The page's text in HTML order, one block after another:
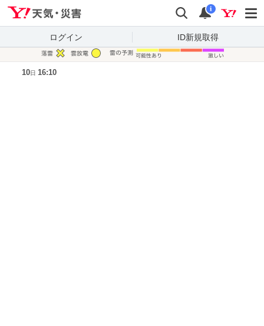
検索 通知
i
ログイン ID新規取得
10日 16:10